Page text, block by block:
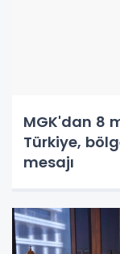
MGK'dan 8
Türkiye,
mesajı